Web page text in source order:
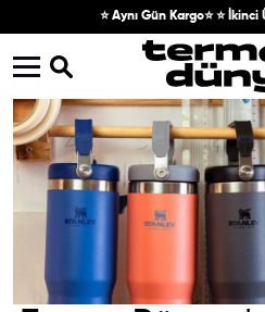
Skip to content⭐ Aynı Gün Kargo⭐ ⭐